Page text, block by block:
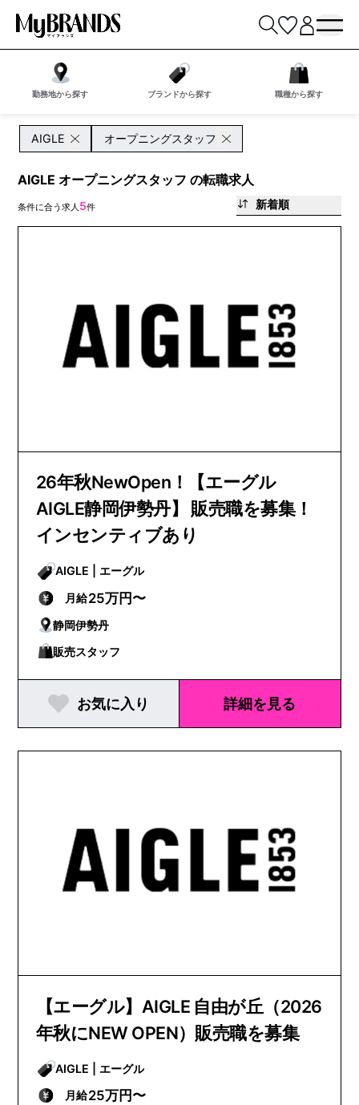
勤務地から探す ブランドから探す 職種から探す
AIGLE オープニングスタッフ
AIGLE オープニングスタッフ の転職求人
条件に合う求人 5件 新着順
26年秋NewOpen！【エーグル
AIGLE静岡伊勢丹】 販売職を募集！
インセンティブあり
AIGLE | エーグル
月給25万円〜
静岡伊勢丹
販売スタッフ
お気に入り 詳細を見る
【エーグル】AIGLE 自由が丘（2026
年秋にNEW OPEN）販売職を募集
AIGLE | エーグル
月給25万円〜